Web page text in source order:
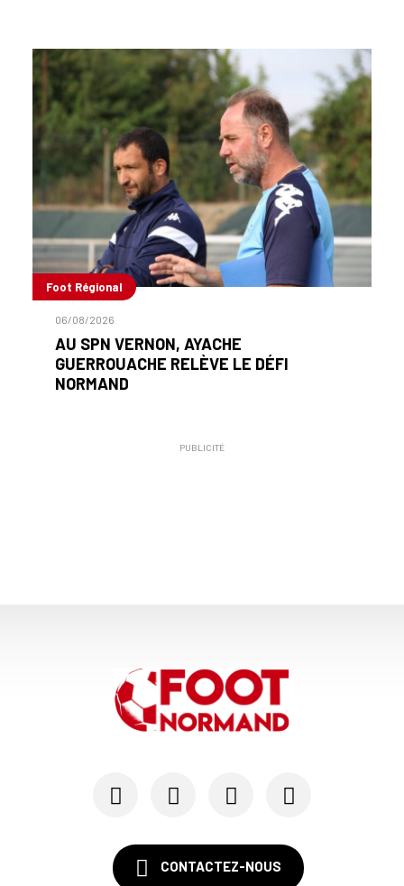
Foot Régional
06/08/2026
AU SPN VERNON, AYACHE
GUERROUACHE RELÈVE LE DÉFI
NORMAND
PUBLICITÉ
CONTACTEZ-NOUS